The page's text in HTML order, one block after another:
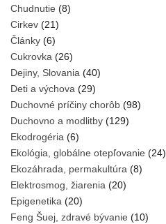
Chudnutie (8)
Cirkev (21)
Články (6)
Cukrovka (26)
Dejiny, Slovania (40)
Deti a výchova (29)
Duchovné príčiny chorôb (98)
Duchovno a modlitby (129)
Ekodrogéria (6)
Ekológia, globálne otepľovanie (24)
Ekozáhrada, permakultúra (8)
Elektrosmog, žiarenia (20)
Epigenetika (20)
Feng Šuej, zdravé bývanie (10)